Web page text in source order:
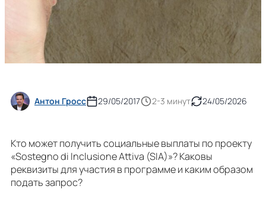
Антон Гросс 29/05/2017 2-3 минут 24/05/2026
Кто может получить социальные выплаты по проекту
«Sostegno di Inclusione Attiva (SIA)»? Каковы
реквизиты для участия в программе и каким образом
подать запрос?